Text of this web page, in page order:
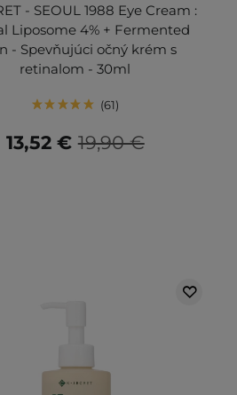
- SEOUL 1988 Eye Cream :
Liposome 4% + Fermented
- Spevňujúci očný krém s
retinalom - 30ml
61
19,90 €
13,52 €